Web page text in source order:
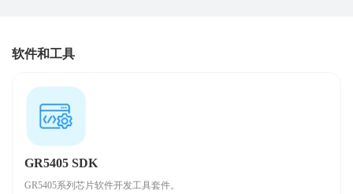
软件和工具
GR5405 SDK
GR5405系列芯片软件开发工具套件。